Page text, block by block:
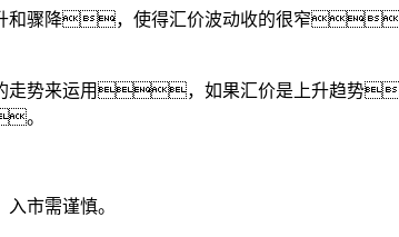
和骤降，使得汇价波动收的很窄
的走势来运用，如果汇价是上升趋
。
市需谨慎。